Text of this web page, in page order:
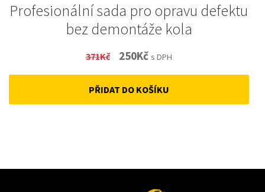
Profesionální sada pro opravu defektu
bez demontáže kola
371Kč
Original
price
was:
250KčCurrent
price
is:
s DPH
PŘIDAT DO KOŠÍKU